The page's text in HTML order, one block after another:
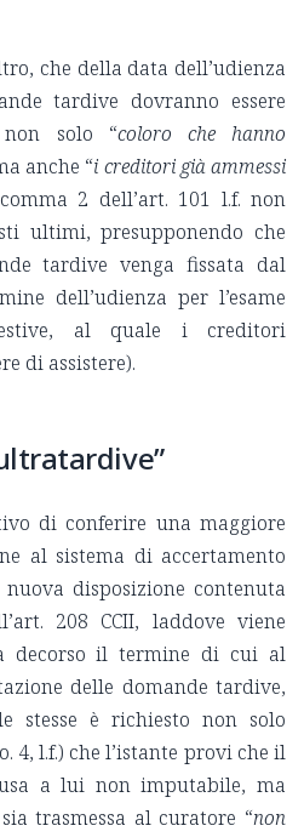
che della data dell’udienza
tardive dovranno essere
solo “coloro che hanno
anche “i creditori già ammessi
2 dell’art. 101 l.f. non
ultimi, presupponendo che
tardive venga fissata dal
dell’udienza per l’esame
al quale i creditori
di assistere).
di conferire una maggiore
al sistema di accertamento
disposizione contenuta
208 CCII, laddove viene
decorso il termine di cui al
delle domande tardive,
stesse è richiesto non solo
4, l.f.) che l’istante provi che il
a lui non imputabile, ma
trasmessa al curatore “non